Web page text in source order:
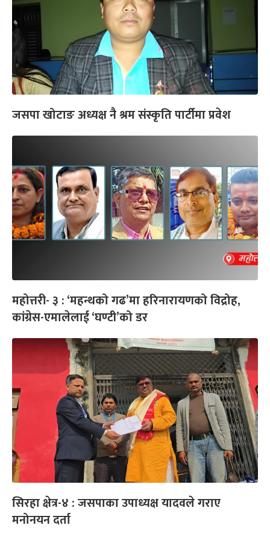
जसपा खोटाङ अध्यक्ष नै श्रम संस्कृति पार्टीमा प्रवेश
महोत्तरी- ३ : ‘महन्थको गढ’मा हरिनारायणको विद्रोह,
कांग्रेस-एमालेलाई ‘घण्टी’को डर
सिरहा क्षेत्र-४ : जसपाका उपाध्यक्ष यादवले गराए
मनोनयन दर्ता